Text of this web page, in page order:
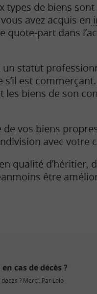
types de biens
avez acquis en
part dans
un statut
est
biens de son
vos biens
avec votre
qualité d’héritier,
être
cas de décès ?
? Merci. Par Lolo